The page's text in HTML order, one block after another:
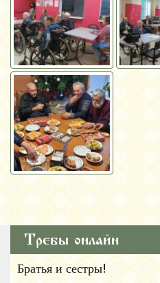
Требы онлайн
Братья и сестры!